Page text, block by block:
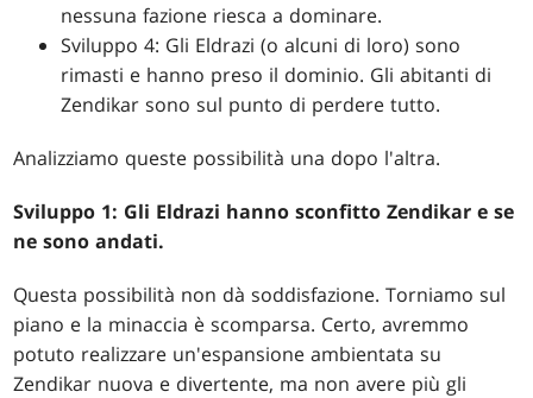
nessuna fazione riesca a dominare.
Sviluppo 4: Gli Eldrazi (o alcuni di loro) sono
rimasti e hanno preso il dominio. Gli abitanti di
Zendikar sono sul punto di perdere tutto.
Analizziamo queste possibilità una dopo l'altra.
Sviluppo 1: Gli Eldrazi hanno sconfitto Zendikar e se
ne sono andati.
Questa possibilità non dà soddisfazione. Torniamo sul
piano e la minaccia è scomparsa. Certo, avremmo
potuto realizzare un'espansione ambientata su
Zendikar nuova e divertente, ma non avere più gli